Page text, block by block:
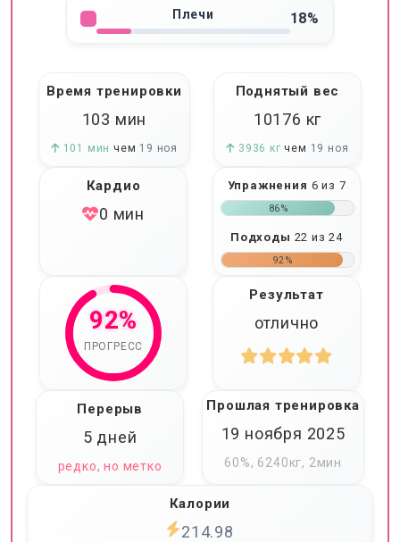
Плечи 18%
Время тренировки
103 мин
101 мин чем 19 ноя
Поднятый вес
10176 кг
3936 кг чем 19 ноя
Кардио
0 мин
Упражнения 6 из 7
86%
Подходы 22 из 24
92%
92%
ПРОГРЕСС
Результат
отлично
Перерыв
5 дней
редко, но метко
Прошлая тренировка
19 ноября 2025
60%, 6240кг, 2мин
Калории
214.98